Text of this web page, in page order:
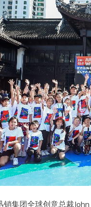
集团全球创意总裁